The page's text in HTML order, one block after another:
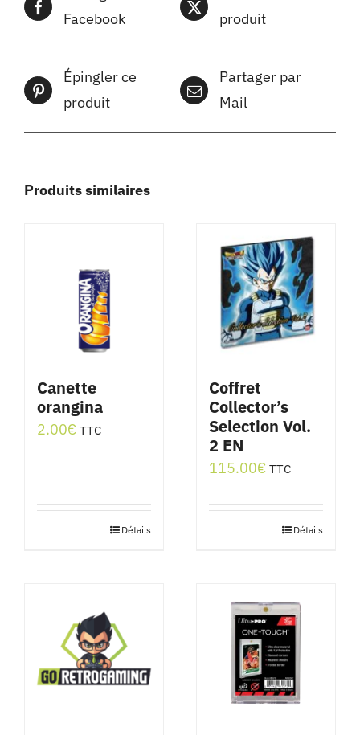
Facebook
produit
Épingler ce
produit
Partager par
Mail
Produits similaires
Canette
orangina
2.00€ TTC
Détails
Coffret
Collector’s
Selection Vol.
2 EN
115.00€ TTC
Détails